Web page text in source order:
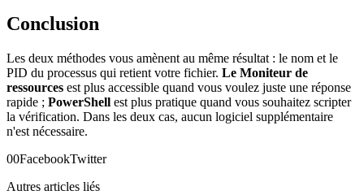
Conclusion
Les deux méthodes vous amènent au même résultat : le nom et le
PID du processus qui retient votre fichier. Le Moniteur de
ressources est plus accessible quand vous voulez juste une réponse
rapide ; PowerShell est plus pratique quand vous souhaitez scripter
la vérification. Dans les deux cas, aucun logiciel supplémentaire
n'est nécessaire.
00FacebookTwitter
Autres articles liés